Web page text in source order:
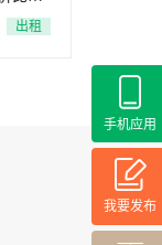
手机应用
我要发布
边范
出租